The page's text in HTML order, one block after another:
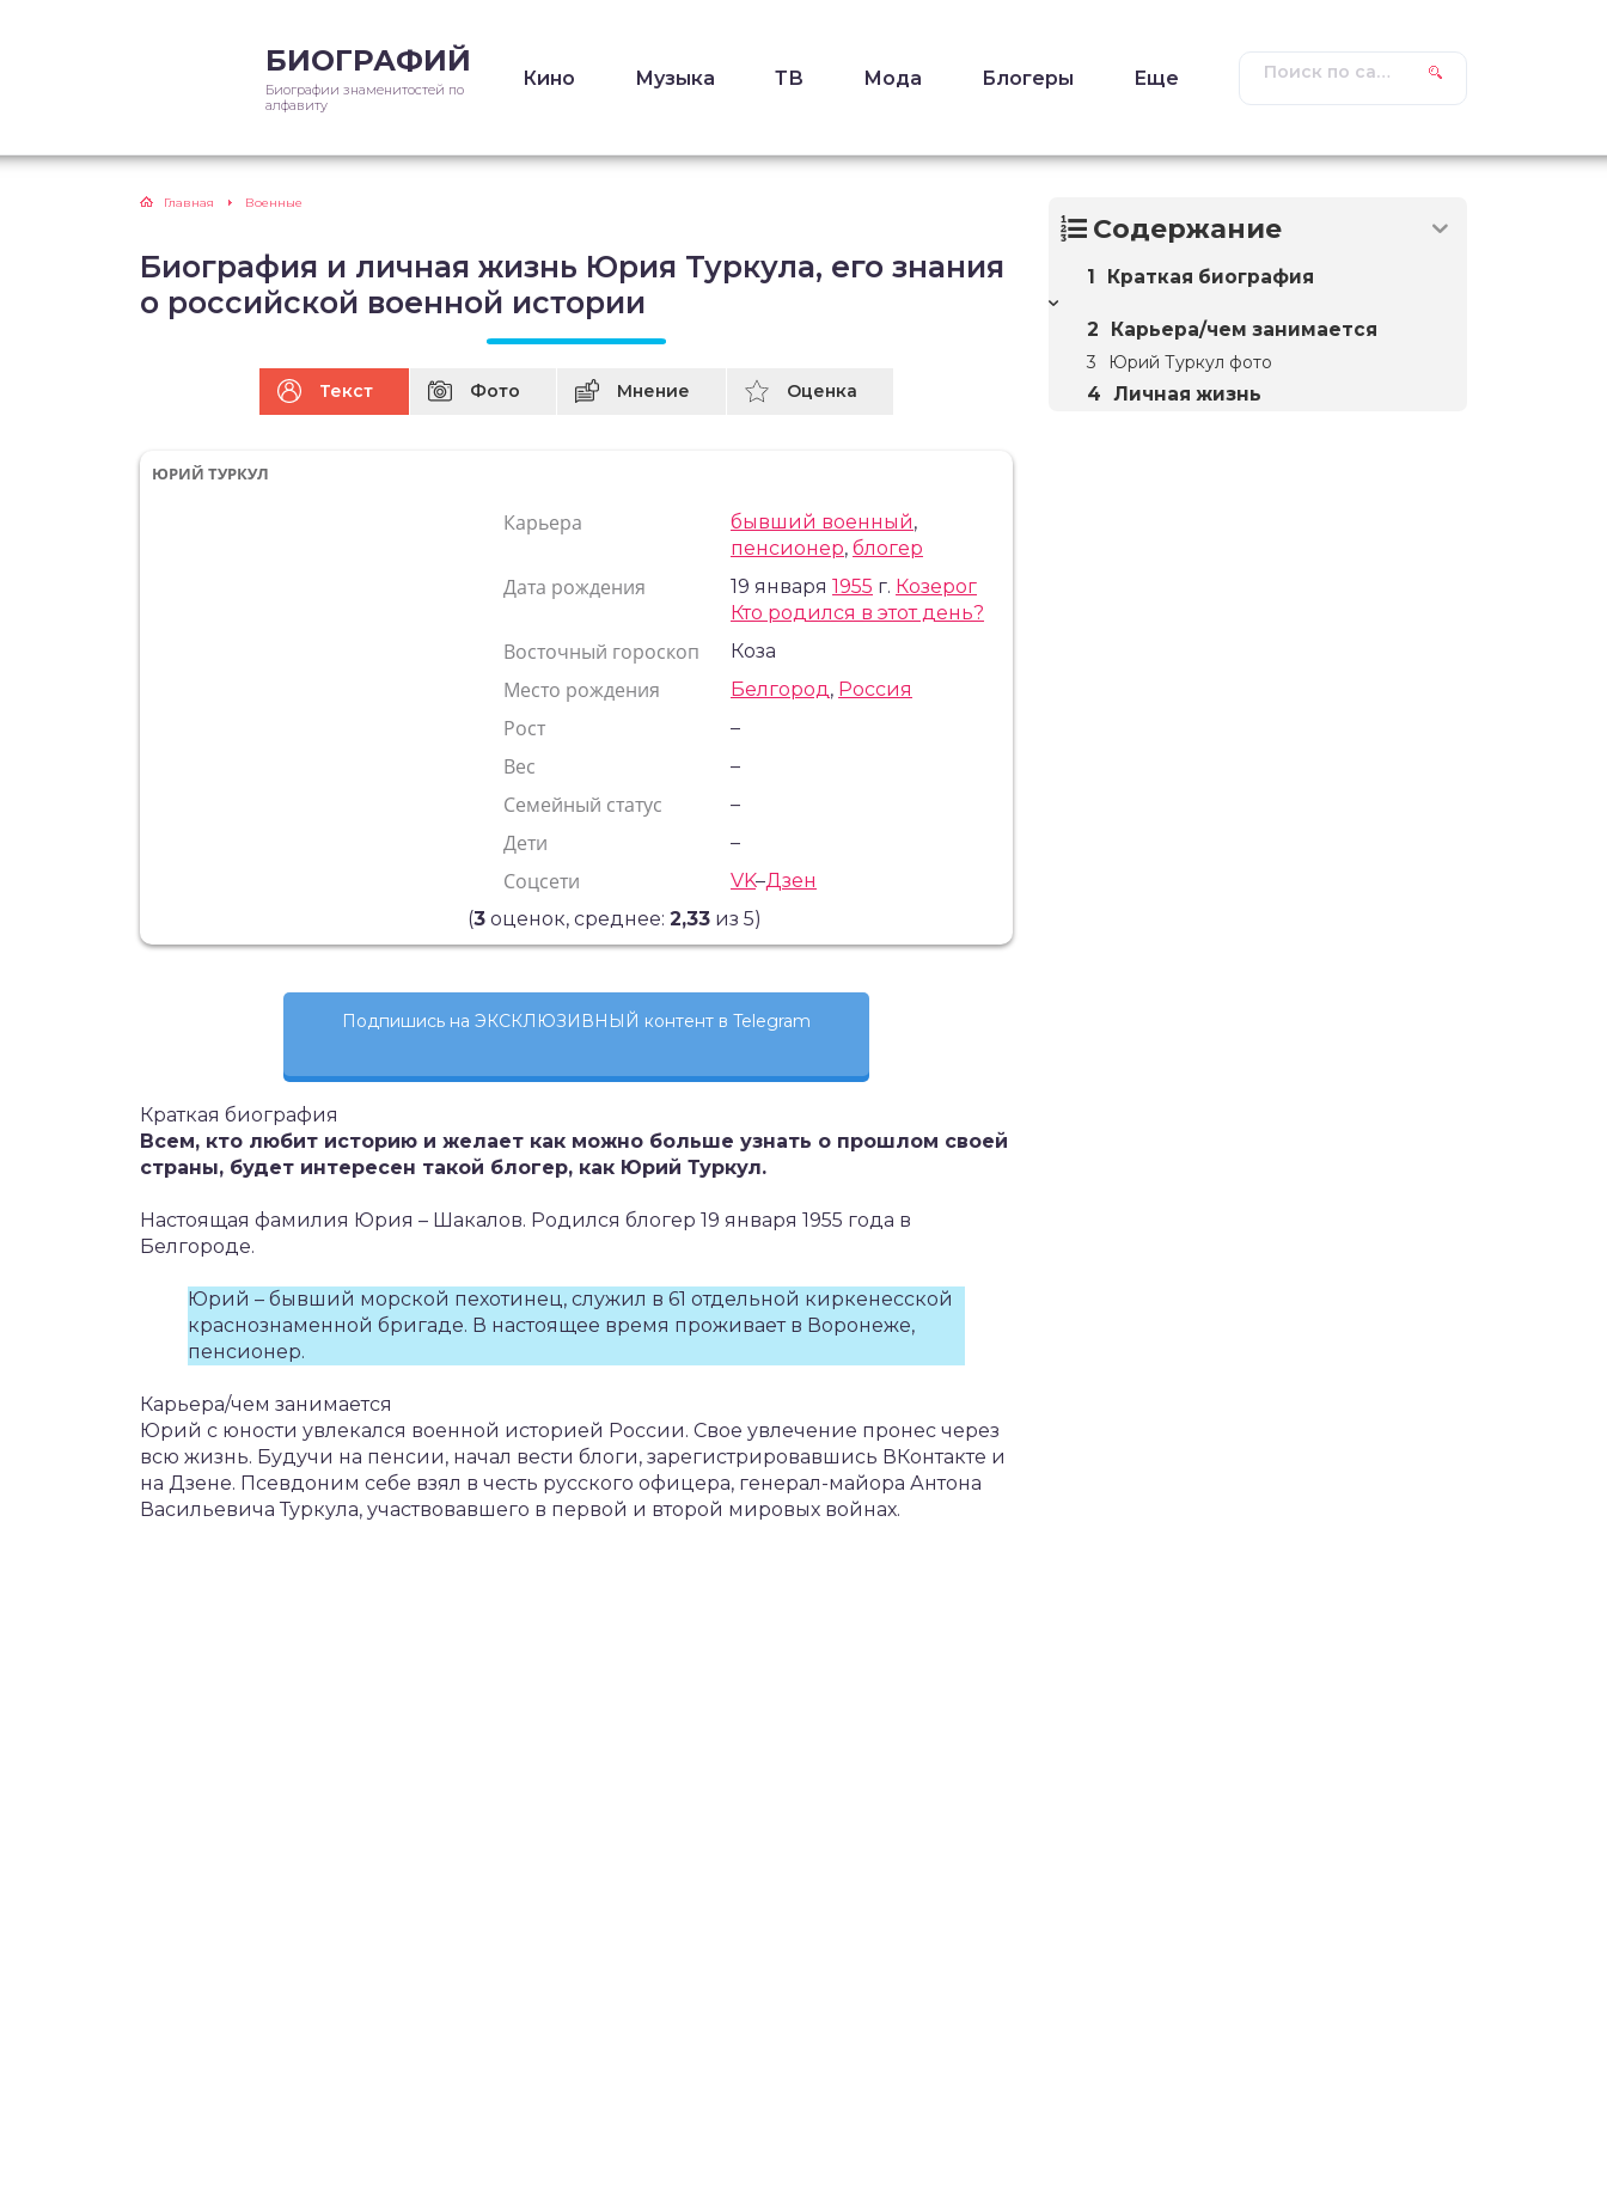
БИОГРАФИЙ
Биографии знаменитостей по
алфавиту
Кино Музыка ТВ Мода Блогеры Еще
Главная Военные
Биография и личная жизнь Юрия Туркула, его знания
о российской военной истории
Текст Фото Мнение Оценка
ЮРИЙ ТУРКУЛ
Карьера бывший военный,
пенсионер,блогер
Дата рождения 19 января1955 г. Козерог
Кто родился в этот день?
Восточный гороскоп Коза
Место рождения Белгород, Россия
Рост –
Вес –
Семейный статус –
Дети –
Соцсети VK–Дзен
(3 оценок, среднее:2,33 из 5)
Подпишись на ЭКСКЛЮЗИВНЫЙ контент в Telegram
Краткая биография
Всем, кто любит историю и желает как можно больше узнать о прошлом своей
страны, будет интересен такой блогер, как Юрий Туркул.
Настоящая фамилия Юрия – Шакалов. Родился блогер 19 января 1955 года в
Белгороде.
Юрий – бывший морской пехотинец, служил в 61 отдельной киркенесской
краснознаменной бригаде. В настоящее время проживает в Воронеже,
пенсионер.
Карьера/чем занимается
Юрий с юности увлекался военной историей России. Свое увлечение пронес через
всю жизнь. Будучи на пенсии, начал вести блоги, зарегистрировавшись ВКонтакте и
на Дзене. Псевдоним себе взял в честь русского офицера, генерал-майора Антона
Васильевича Туркула, участвовавшего в первой и второй мировых войнах.
Содержание
Краткая биография
Карьера/чем занимается
Юрий Туркул фото
Личная жизнь